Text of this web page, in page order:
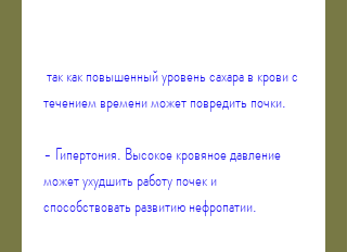
течением времени может повредить почки.
- Гипертония. Высокое кровяное давление
может ухудшить работу почек и
способствовать развитию нефропатии.